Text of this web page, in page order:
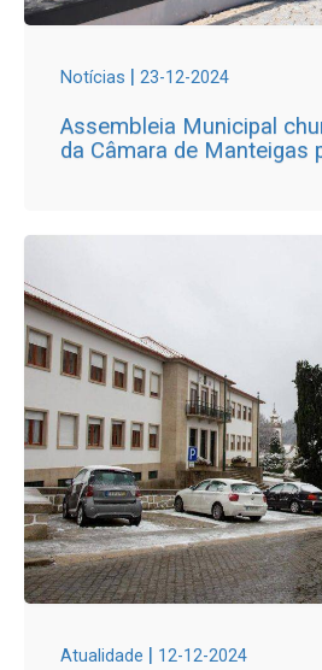
Notícias | 23-12-2024
Assembleia Municipal
da Câmara de Manteigas
Atualidade | 12-12-2024